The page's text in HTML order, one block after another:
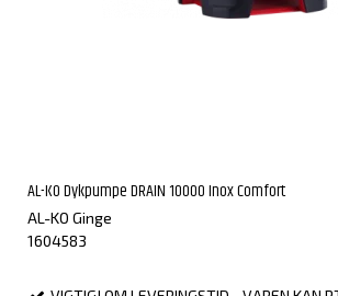
AL-KO Dykpumpe DRAIN 10000 Inox Comfort
AL-KO Ginge
1604583